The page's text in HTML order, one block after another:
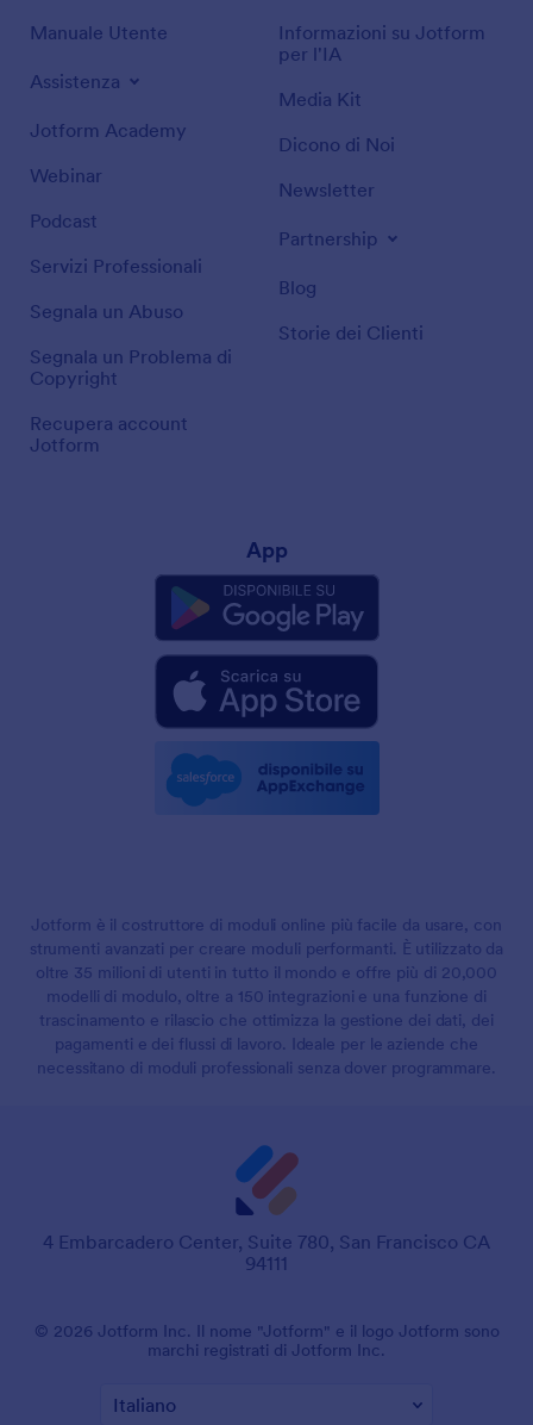
Manuale Utente
Assistenza
Jotform Academy
Webinar
Podcast
Servizi Professionali
Segnala un Abuso
Segnala un Problema di
Copyright
Recupera account
Jotform
Informazioni su Jotform
per l'IA
Media Kit
Dicono di Noi
Newsletter
Partnership
Blog
Storie dei Clienti
App
Jotform è il costruttore di moduli online più facile da usare, con
strumenti avanzati per creare moduli performanti. È utilizzato da
oltre 35 milioni di utenti in tutto il mondo e offre più di 20,000
modelli di modulo, oltre a 150 integrazioni e una funzione di
trascinamento e rilascio che ottimizza la gestione dei dati, dei
pagamenti e dei flussi di lavoro. Ideale per le aziende che
necessitano di moduli professionali senza dover programmare.
4 Embarcadero Center, Suite 780, San Francisco CA
94111
© 2026 Jotform Inc. Il nome "Jotform" e il logo Jotform sono
marchi registrati di Jotform Inc.